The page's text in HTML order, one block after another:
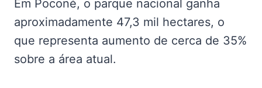
Em Poconé, o parque nacional ganha
aproximadamente 47,3 mil hectares, o
que representa aumento de cerca de 35%
sobre a área atual.